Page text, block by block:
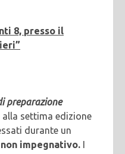
8, presso il
preparazione
alla settima edizione
durante un
impegnativo. I